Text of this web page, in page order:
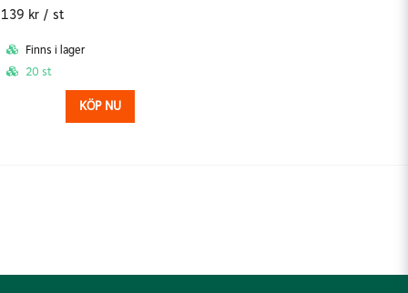
139 kr / st
Finns i lager
20 st
KÖP NU